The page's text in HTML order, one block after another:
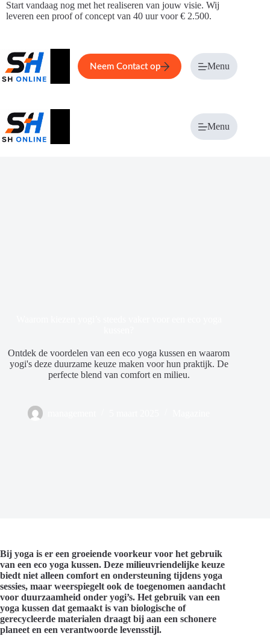
Ga
naar
Start vandaag nog met het realiseren van jouw visie. Wij
leveren een proof of concept van 40 uur voor € 2.500.
Home Service Over ons
Neem Contact op Menu
Menu
Ontdek de voordelen van een eco yoga kussen en waarom
yogi's deze duurzame keuze maken voor hun praktijk. De
perfecte blend van comfort en milieu.
Bij yoga is er een groeiende voorkeur voor het gebruik
van een eco yoga kussen. Deze milieuvriendelijke keuze
biedt niet alleen comfort en ondersteuning tijdens yoga
sessies, maar weerspiegelt ook de toegenomen aandacht
voor duurzaamheid onder yogi’s. Het gebruik van een
yoga kussen dat gemaakt is van biologische of
gerecycleerde materialen draagt bij aan een schonere
planeet en een verantwoorde levensstijl.